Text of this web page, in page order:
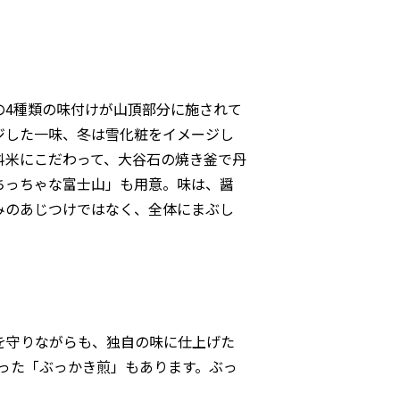
種類の味付けが山頂部分に施されて
た一味、冬は雪化粧をイメージし
にこだわって、大谷石の焼き釜で丹
ちゃな富士山」も用意。味は、醤
あじつけではなく、全体にまぶし
りながらも、独自の味に仕上げた
「ぶっかき煎」もあります。ぶっ